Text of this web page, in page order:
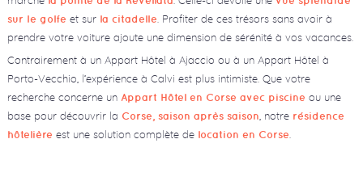
sur le golfe et sur la citadelle . Profiter de ces trésors sans avoir à
prendre votre voiture ajoute une dimension de sérénité à vos vacances.
Contrairement à un Appart Hôtel à Ajaccio ou à un Appart Hôtel à
Porto-Vecchio, l’expérience à Calvi est plus intimiste. Que votre
recherche concerne un Appart Hôtel en Corse avec piscine ou une
base pour découvrir la Corse, saison après saison, notre résidence
hôtelière est une solution complète de location en Corse.